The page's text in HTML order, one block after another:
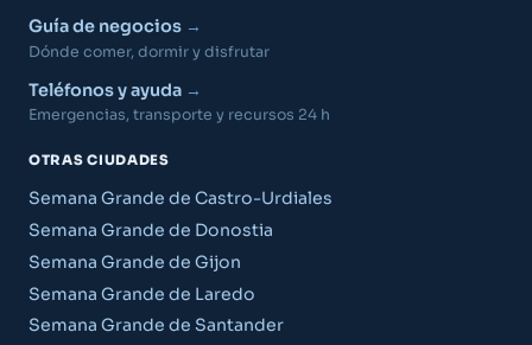
Guía de negocios
Dónde comer, dormir y disfrutar
Teléfonos y ayuda
Emergencias, transporte y recursos 24 h
OTRAS CIUDADES
Semana Grande de Castro-Urdiales
Semana Grande de Donostia
Semana Grande de Gijon
Semana Grande de Laredo
Semana Grande de Santander